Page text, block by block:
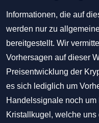
Informationen, die auf
werden nur zu
bereitgestellt. Wir
Vorhersagen auf dieser
Preisentwicklung der
es sich lediglich um
Handelssignale noch
Kristallkugel, welche